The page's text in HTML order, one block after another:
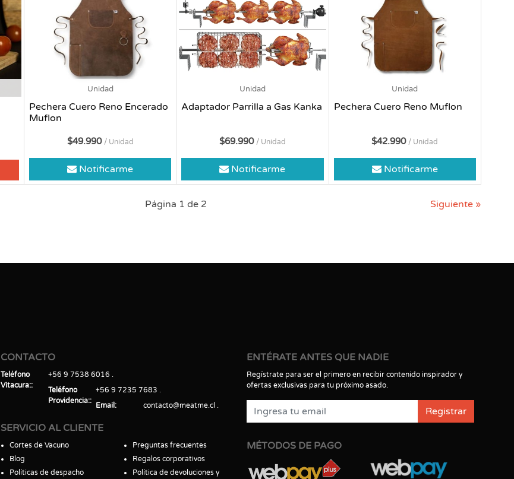
Unidad
Pechera Cuero Reno Encerado
Muflon
$49.990 / Unidad
Notificarme
Unidad
Adaptador Parrilla a Gas Kanka
$69.990 / Unidad
Notificarme
Unidad
Pechera Cuero Reno Muflon
$42.990 / Unidad
Notificarme
Página 1 de 2 Siguiente »
CONTACTO
Teléfono
Vitacura:
+56 9 7538 6016
Teléfono
Providencia:
+56 9 7235 7683
Email
contacto@meatme.cl
SERVICIO AL CLIENTE
Cortes de Vacuno
Blog
Políticas de despacho
Preguntas frecuentes
Regalos corporativos
Política de devoluciones y
ENTÉRATE ANTES QUE NADIE
Regístrate para ser el primero en recibir contenido inspirador y
ofertas exclusivas para tu próximo asado.
Registrar
MÉTODOS DE PAGO